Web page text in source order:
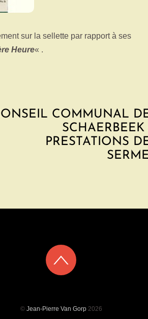
sur la sellette par rapport à ses
Heure« .
COMMUNAL
SCHAERBEEK
PRESTATIONS
© Jean-Pierre Van Gorp2026